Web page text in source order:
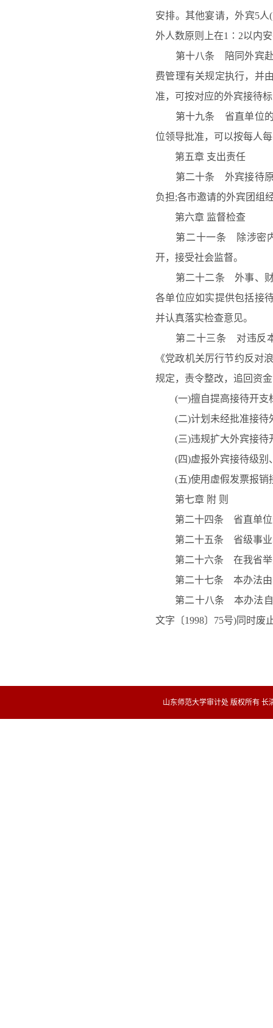
安排。其他宴请，外宾5人
外人数原则上在1∶2以内
第十八条 陪同外宾赴各
费管理有关规定执行，并
准，可按对应的外宾接待
第十九条 省直单位的接
位领导批准，可以按每人
第五章 支出责任
第二十条 外宾接待原则
负担;各市邀请的外宾团组
第六章 监督检查
第二十一条 除涉密内
开，接受社会监督。
第二十二条 外事、财政
各单位应如实提供包括接
并认真落实检查意见。
第二十三条 对违反本
《党政机关厉行节约反对
规定，责令整改，追回资
(一)擅自提高接待开支
(二)计划未经批准接待
(三)违规扩大外宾接待
(四)虚报外宾接待级别
(五)使用虚假发票报销
第七章 附 则
第二十四条 省直单位邀
第二十五条 省级事业单
第二十六条 在我省举办
第二十七条 本办法由
第二十八条 本办法自发
文字〔1998〕75号)同时废
山东师范大学审计处 版权所有 长